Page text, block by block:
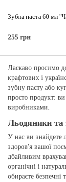
Зубна паста 60 мл
255 грн
Ласкаво просимо
крафтових і
зубну пасту або
просто продукт: ви
виробниками.
Льодяники та
У нас ви знайдете
здоров'я вашої
дбайливим
органічні і
обираєте безпечні